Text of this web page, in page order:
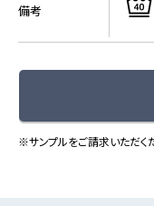
備考
※サンプルをご請求いただく